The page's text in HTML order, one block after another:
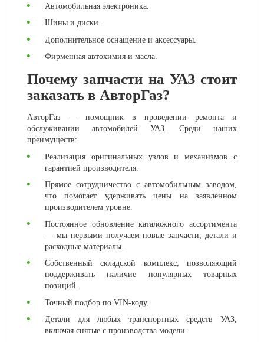
Автомобильная электроника.
Шины и диски.
Дополнительное оснащение и аксессуары.
Фирменная автохимия и масла.
Почему запчасти на УАЗ стоит
заказать в АвторГаз?
АвторГаз — помощник в проведении ремонта и
обслуживании автомобилей УАЗ. Среди наших
преимуществ:
Реализация оригинальных узлов и механизмов с
гарантией производителя.
Прямое сотрудничество с автомобильным заводом,
что помогает удерживать цены на заявленном
производителем уровне.
Постоянное обновление каталожного ассортимента
— мы первыми получаем новые запчасти, детали и
расходные материалы.
Собственный складской комплекс, позволяющий
поддерживать наличие популярных товарных
позиций.
Точный подбор по VIN-коду.
Детали для любых транспортных средств УАЗ,
включая снятые с производства модели.